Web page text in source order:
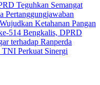
Teguhkan Semangat
Pertanggungjawaban
Ketahanan Pangan
514 Bengkalis, DPRD
terhadap Ranperda
Perkuat Sinergi